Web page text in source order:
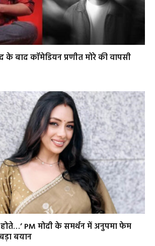
के बाद कॉमेडियन प्रणीत मोरे की वापसी
PM मोदी के समर्थन में अनुपमा फेम
बयान